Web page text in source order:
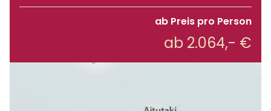
ab Preis pro Person
ab 2.064,- €